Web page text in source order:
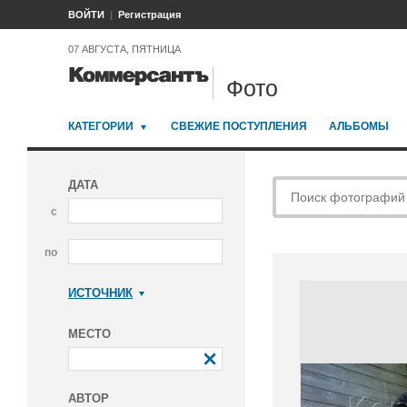
ВОЙТИ Регистрация
07 АВГУСТА, ПЯТНИЦА
Фото
КАТЕГОРИИ СВЕЖИЕ ПОСТУПЛЕНИЯ АЛЬБОМЫ
ДАТА
с
по
ИСТОЧНИК
МЕСТО
АВТОР